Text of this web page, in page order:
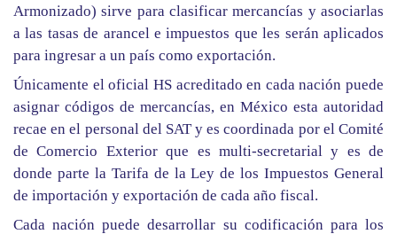
Armonizado) sirve para clasificar mercancías y asociarlas
a las tasas de arancel e impuestos que les serán aplicados
para ingresar a un país como exportación.
Únicamente el oficial HS acreditado en cada nación puede
asignar códigos de mercancías, en México esta autoridad
recae en el personal del SAT y es coordinada por el Comité
de Comercio Exterior que es multi-secretarial y es de
donde parte la Tarifa de la Ley de los Impuestos General
de importación y exportación de cada año fiscal.
Cada nación puede desarrollar su codificación para los